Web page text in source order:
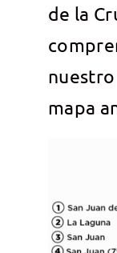
de la
mapa